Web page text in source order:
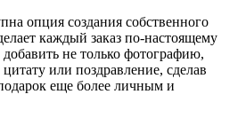
опция создания собственного
каждый заказ по-настоящему
не только фотографию,
или поздравление, сделав
еще более личным и